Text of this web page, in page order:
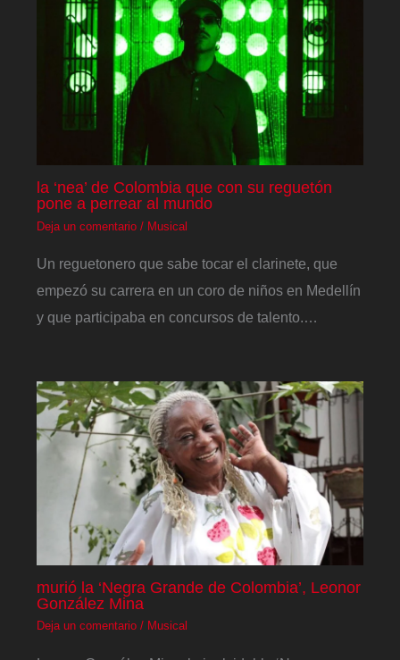
la ‘nea’ de Colombia que con su reguetón
pone a perrear al mundo
Deja un comentario / Musical
Un reguetonero que sabe tocar el clarinete, que
empezó su carrera en un coro de niños en Medellín
y que participaba en concursos de talento.…
murió la ‘Negra Grande de Colombia’, Leonor
González Mina
Deja un comentario / Musical